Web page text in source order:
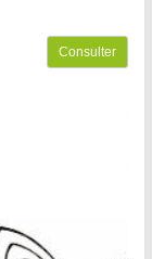
Consulter